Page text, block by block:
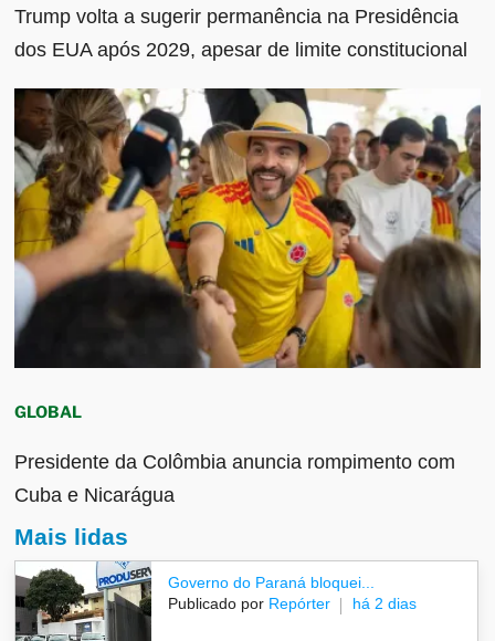
Trump volta a sugerir permanência na Presidência
dos EUA após 2029, apesar de limite constitucional
GLOBAL
Presidente da Colômbia anuncia rompimento com
Cuba e Nicarágua
Mais lidas
Governo do Paraná bloquei...
Publicado por Repórter há 2 dias